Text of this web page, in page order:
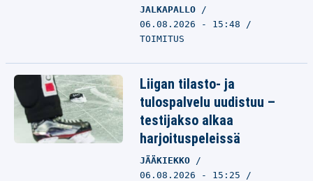
JALKAPALLO
06.08.2026 - 15:48
TOIMITUS
Liigan tilasto- ja
tulospalvelu uudistuu –
testijakso alkaa
harjoituspeleissä
JÄÄKIEKKO
06.08.2026 - 15:25